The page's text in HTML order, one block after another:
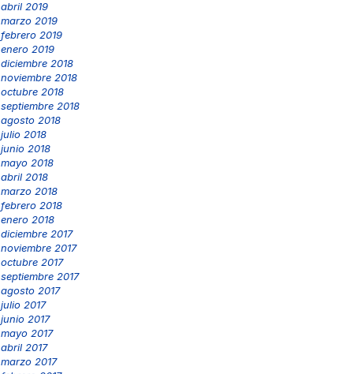
abril 2019
marzo 2019
febrero 2019
enero 2019
diciembre 2018
noviembre 2018
octubre 2018
septiembre 2018
agosto 2018
julio 2018
junio 2018
mayo 2018
abril 2018
marzo 2018
febrero 2018
enero 2018
diciembre 2017
noviembre 2017
octubre 2017
septiembre 2017
agosto 2017
julio 2017
junio 2017
mayo 2017
abril 2017
marzo 2017